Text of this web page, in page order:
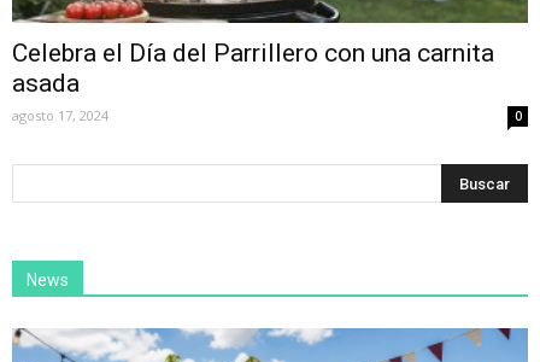
Celebra el Día del Parrillero con una carnita
asada
agosto 17, 2024 0
News